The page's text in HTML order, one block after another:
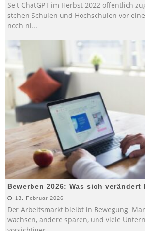
Seit ChatGPT im Herbst 2022 öffentlich
stehen Schulen und Hochschulen vor
noch ni...
Bewerben 2026: Was sich verändert
13. Februar 2026
Der Arbeitsmarkt bleibt in Bewegung:
wachsen, andere sparen, und viele